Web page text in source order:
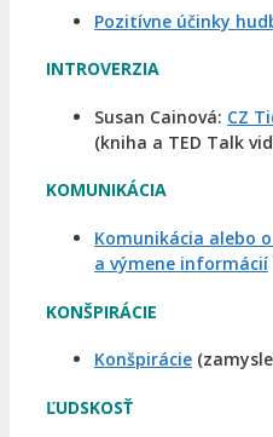
Pozitívne účinky
INTROVERZIA
Susan Cainová: CZ
(kniha a TED Talk
KOMUNIKÁCIA
Komunikácia alebo
a výmene informácií
KONŠPIRÁCIE
Konšpirácie
ĽUDSKOSŤ